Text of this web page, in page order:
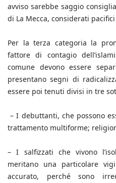
avviso sarebbe saggio
di La Mecca, considerati
Per la terza categoria la
fattore di contagio
comune devono essere
presentano segni di
essere poi tenuti divisi in tre
– I debuttanti, che possono
trattamento multiforme;
– I salfizzati che vivono
meritano una particolare
accurato, perché sono